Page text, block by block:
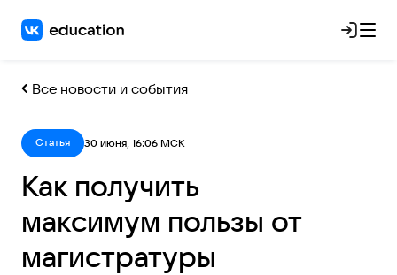
Все новости и события
Статья 30 июня, 16:06 МСК
Как получить
максимум пользы от
магистратуры